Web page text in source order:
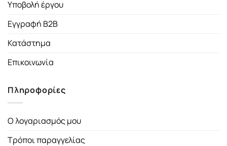
Υποβολή έργου
Εγγραφή B2B
Κατάστημα
Επικοινωνία
Πληροφορίες
Ο λογαριασμός μου
Τρόποι παραγγελίας